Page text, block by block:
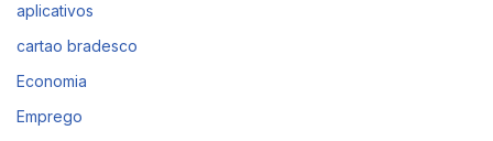
aplicativos
cartao bradesco
Economia
Emprego